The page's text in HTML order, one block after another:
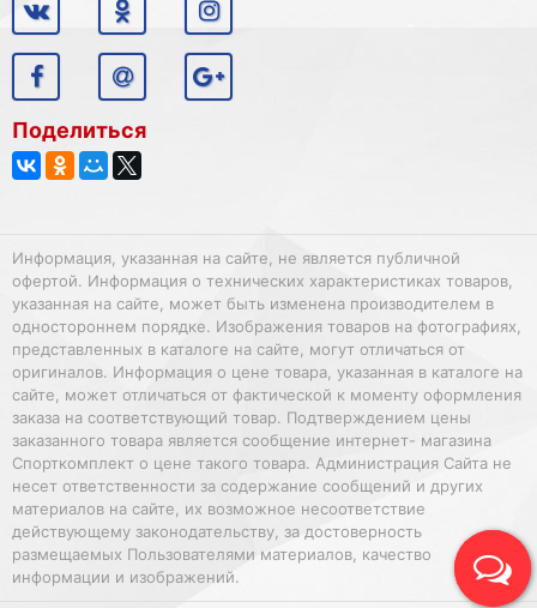
Поделиться
Информация, указанная на сайте, не является публичной
офертой. Информация о технических характеристиках товаров,
указанная на сайте, может быть изменена производителем в
одностороннем порядке. Изображения товаров на фотографиях,
представленных в каталоге на сайте, могут отличаться от
оригиналов. Информация о цене товара, указанная в каталоге на
сайте, может отличаться от фактической к моменту оформления
заказа на соответствующий товар. Подтверждением цены
заказанного товара является сообщение интернет- магазина
Спорткомплект о цене такого товара. Администрация Сайта не
несет ответственности за содержание сообщений и других
материалов на сайте, их возможное несоответствие
действующему законодательству, за достоверность
размещаемых Пользователями материалов, качество
информации и изображений.